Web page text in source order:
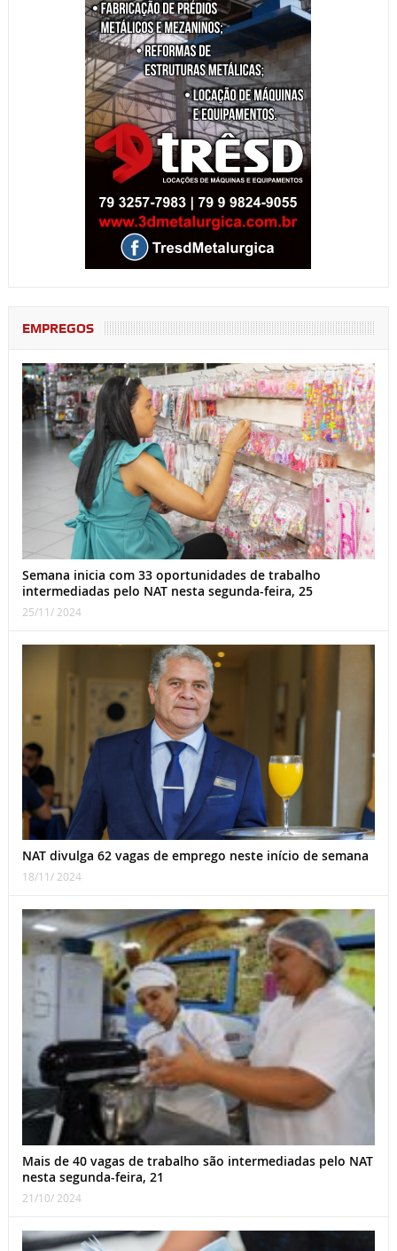
EMPREGOS
Semana inicia com 33 oportunidades de trabalho
intermediadas pelo NAT nesta segunda-feira, 25
25/11/ 2024
NAT divulga 62 vagas de emprego neste início de semana
18/11/ 2024
Mais de 40 vagas de trabalho são intermediadas pelo NAT
nesta segunda-feira, 21
21/10/ 2024